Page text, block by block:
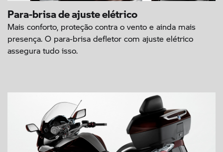
Para-brisa de ajuste elétrico
Mais conforto, proteção contra o vento e ainda mais
presença. O para-brisa defletor com ajuste elétrico
assegura tudo isso.